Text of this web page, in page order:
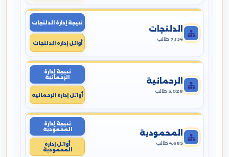
الدلنجات
7,134 طالب
نتيجة إدارة الدلنجات
أوائل إدارة الدلنجات
الرحمانية
3,028 طالب
نتيجة إدارة
الرحمانية
أوائل إدارة الرحمانية
المحمودية
4,685 طالب
نتيجة إدارة
المحمودية
أوائل إدارة
المحمودية